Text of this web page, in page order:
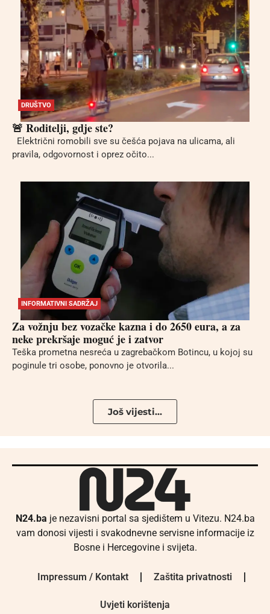
DRUŠTVO
🚨 Roditelji, gdje ste?
Električni romobili sve su češća pojava na ulicama, ali
pravila, odgovornost i oprez očito...
INFORMATIVNI SADRŽAJ
Za vožnju bez vozačke kazna i do 2650 eura, a za
neke prekršaje moguć je i zatvor
Teška prometna nesreća u zagrebačkom Botincu, u kojoj su
poginule tri osobe, ponovno je otvorila...
Još vijesti...
N24.ba je nezavisni portal sa sjedištem u Vitezu. N24.ba
vam donosi vijesti i svakodnevne servisne informacije iz
Bosne i Hercegovine i svijeta.
Impressum / Kontakt Zaštita privatnosti
Uvjeti korištenja